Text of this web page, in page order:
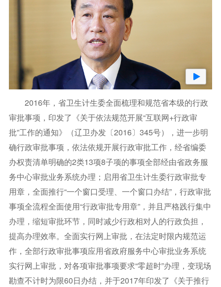
2016年，省卫生计生委全面梳理和规范省本级的行政
审批事项，印发了《关于依法规范开展“互联网+行政审
批”工作的通知》（辽卫办发〔2016〕345号），进一步明
确行政审批事项，依法依规开展行政审批工作，经省编委
办权责清单明确的2类13项8子项的事项全部经由省政务服
务中心审批业务系统办理；启用省卫生计生委行政审批专
用章，全面推行“一个窗口受理、一个窗口办结”，行政审批
事项全流程全面使用“行政审批专用章”，并且严格践行集中
办理，缩短审批环节，同时减少行政相对人的行政负担，
提高办理效率。全面实行网上审批，在法定时限内规范运
作，全部行政审批事项应用省政府服务中心审批业务系统
实行网上审批，对各项审批事项要求“零超时”办理，变现场
勘查不计时为限60日办结，并于2017年印发了《关于推行